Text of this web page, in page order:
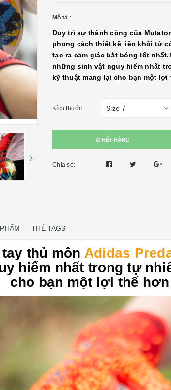
Mô tả :
Duy trì sự thành công của
phong cách thiết kế liền khối từ
tạo ra cảm giác bắt bóng tốt
những sinh vật nguy hiểm nhất
kỹ thuật mang lại cho bạn một
Kích thước
HẾT HÀNG
Chia sẻ:
THẺ TAGS
thủ môn Adidas
hiểm nhất trong tự
cho bạn một lợi thế